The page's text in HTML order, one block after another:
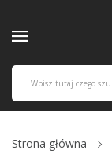
Strona główna